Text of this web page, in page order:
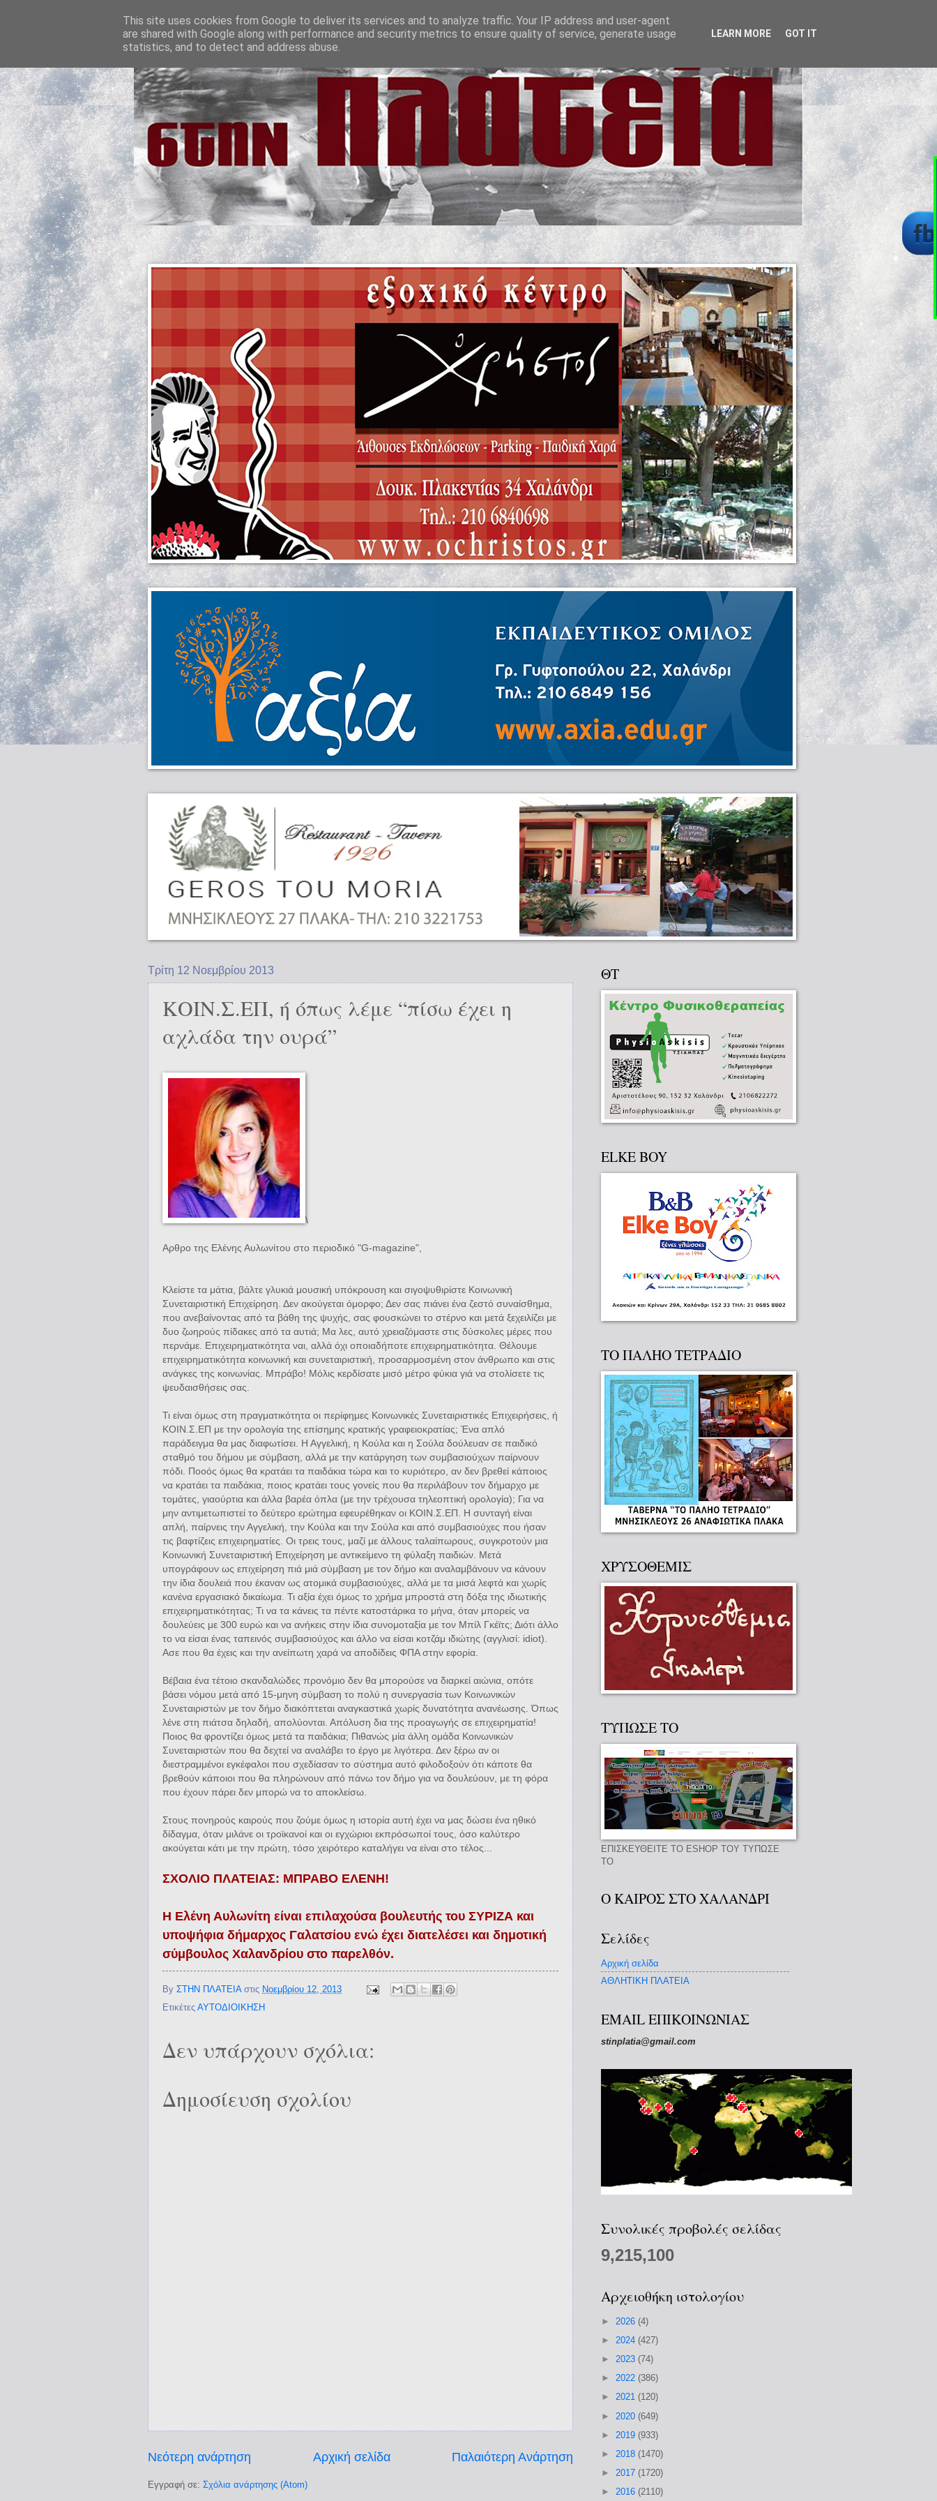
Τρίτη 12 Νοεμβρίου 2013
ΚΟΙΝ.Σ.ΕΠ, ή όπως λέμε “πίσω έχει η
αχλάδα την ουρά”
\
Αρθρο της Ελένης Αυλωνίτου στο περιοδικό "G-magazine",
Κλείστε τα μάτια, βάλτε γλυκιά μουσική υπόκρουση και σιγοψυθιρίστε Κοινωνική
Συνεταιριστική Επιχείρηση. Δεν ακούγεται όμορφο; Δεν σας πιάνει ένα ζεστό συναίσθημα,
που ανεβαίνοντας από τα βάθη της ψυχής, σας φουσκώνει το στέρνο και μετά ξεχειλίζει με
δυο ζωηρούς πίδακες από τα αυτιά; Μα λες, αυτό χρειαζόμαστε στις δύσκολες μέρες που
περνάμε. Επιχειρηματικότητα ναι, αλλά όχι οποιαδήποτε επιχειρηματικότητα. Θέλουμε
επιχειρηματικότητα κοινωνική και συνεταιριστική, προσαρμοσμένη στον άνθρωπο και στις
ανάγκες της κοινωνίας. Μπράβο! Μόλις κερδίσατε μισό μέτρο φύκια γιά να στολίσετε τις
ψευδαισθήσεις σας.
Τι είναι όμως στη πραγματικότητα οι περίφημες Κοινωνικές Συνεταιριστικές Επιχειρήσεις, ή
ΚΟΙΝ.Σ.ΕΠ με την ορολογία της επίσημης κρατικής γραφειοκρατίας; Ένα απλό
παράδειγμα θα μας διαφωτίσει. Η Αγγελική, η Κούλα και η Σούλα δούλευαν σε παιδικό
σταθμό του δήμου με σύμβαση, αλλά με την κατάργηση των συμβασιούχων παίρνουν
πόδι. Ποοός όμως θα κρατάει τα παιδάκια τώρα και το κυριότερο, αν δεν βρεθεί κάποιος
να κρατάει τα παιδάκια, ποιος κρατάει τους γονείς που θα περιλάβουν τον δήμαρχο με
τομάτες, γιαούρτια και άλλα βαρέα όπλα (με την τρέχουσα τηλεοπτική ορολογία); Για να
μην αντιμετωπιστεί το δεύτερο ερώτημα εφευρέθηκαν οι ΚΟΙΝ.Σ.ΕΠ. Η συνταγή είναι
απλή, παίρνεις την Αγγελική, την Κούλα και την Σούλα και από συμβασιούχες που ήσαν
τις βαφτίζεις επιχειρηματίες. Οι τρεις τους, μαζί με άλλους ταλαίπωρους, συγκροτούν μια
Κοινωνική Συνεταιριστική Επιχείρηση με αντικείμενο τη φύλαξη παιδιών. Μετά
υπογράφουν ως επιχείρηση πιά μιά σύμβαση με τον δήμο και αναλαμβάνουν να κάνουν
την ίδια δουλειά που έκαναν ως ατομικά συμβασιούχες, αλλά με τα μισά λεφτά και χωρίς
κανένα εργασιακό δικαίωμα. Τι αξία έχει όμως το χρήμα μπροστά στη δόξα της ιδιωτικής
επιχειρηματικότητας; Τι να τα κάνεις τα πέντε κατοστάρικα το μήνα, όταν μπορείς να
δουλεύεις με 300 ευρώ και να ανήκεις στην ίδια συνομοταξία με τον Μπίλ Γκέϊτς; Διότι άλλο
το να είσαι ένας ταπεινός συμβασιούχος και άλλο να είσαι κοτζάμ ιδιώτης (αγγλισί: idiot).
Ασε που θα έχεις και την ανείπωτη χαρά να αποδίδεις ΦΠΑ στην εφορία.
Βέβαια ένα τέτοιο σκανδαλώδες προνόμιο δεν θα μπορούσε να διαρκεί αιώνια, οπότε
βάσει νόμου μετά από 15-μηνη σύμβαση το πολύ η συνεργασία των Κοινωνικών
Συνεταιριστών με τον δήμο διακόπτεται αναγκαστικά χωρίς δυνατότητα ανανέωσης. Όπως
λένε στη πιάτσα δηλαδή, απολύονται. Απόλυση δια της προαγωγής σε επιχειρηματία!
Ποιος θα φροντίζει όμως μετά τα παιδάκια; Πιθανώς μία άλλη ομάδα Κοινωνικών
Συνεταιριστών που θα δεχτεί να αναλάβει το έργο με λιγότερα. Δεν ξέρω αν οι
διεστραμμένοι εγκέφαλοι που σχεδίασαν το σύστημα αυτό φιλοδοξούν ότι κάποτε θα
βρεθούν κάποιοι που θα πληρώνουν από πάνω τον δήμο για να δουλεύουν, με τη φόρα
που έχουν πάρει δεν μπορώ να το αποκλείσω.
Στους πονηρούς καιρούς που ζούμε όμως η ιστορία αυτή έχει να μας δώσει ένα ηθικό
δίδαγμα, όταν μιλάνε οι τροϊκανοί και οι εγχώριοι εκπρόσωποί τους, όσο καλύτερο
ακούγεται κάτι με την πρώτη, τόσο χειρότερο καταλήγει να είναι στο τέλος...
ΣΧΟΛΙΟ ΠΛΑΤΕΙΑΣ: ΜΠΡΑΒΟ ΕΛΕΝΗ!
Η Ελένη Αυλωνίτη είναι επιλαχούσα βουλευτής του ΣΥΡΙΖΑ και
υποψήφια δήμαρχος Γαλατσίου ενώ έχει διατελέσει και δημοτική
σύμβουλος Χαλανδρίου στο παρελθόν.
By ΣΤΗΝ ΠΛΑΤΕΙΑ στις Νοεμβρίου 12, 2013
Ετικέτες ΑΥΤΟΔΙΟΙΚΗΣΗ
Δεν υπάρχουν σχόλια:
Δημοσίευση σχολίου
Νεότερη ανάρτηση Παλαιότερη Ανάρτηση
Αρχική σελίδα
Εγγραφή σε: Σχόλια ανάρτησης (Atom)
ΘΤ
ELKE BOY
ΤΟ ΠΑΛΗΟ ΤΕΤΡΑΔΙΟ
ΧΡΥΣΟΘΕΜΙΣ
ΤΥΠΩΣΕ ΤΟ
ΕΠΙΣΚΕΥΘΕΙΤΕ ΤΟ ESHOP ΤΟΥ ΤΥΠΩΣΕ
ΤΟ
Ο ΚΑΙΡΟΣ ΣΤΟ ΧΑΛΑΝΔΡΙ
Σελίδες
Αρχική σελίδα
ΑΘΛΗΤΙΚΗ ΠΛΑΤΕΙΑ
EMAIL ΕΠΙΚΟΙΝΩΝΙΑΣ
stinplatia@gmail.com
Συνολικές προβολές σελίδας
9,215,100
Αρχειοθήκη ιστολογίου
► 2026 (4)
► 2024 (427)
► 2023 (74)
► 2022 (386)
► 2021 (120)
► 2020 (649)
► 2019 (933)
► 2018 (1470)
► 2017 (1720)
► 2016 (2110)
This site uses cookies from Google to deliver its services and to analyze traffic. Your IP address and user-agent
are shared with Google along with performance and security metrics to ensure quality of service, generate usage
statistics, and to detect and address abuse.
LEARN MORE GOT IT